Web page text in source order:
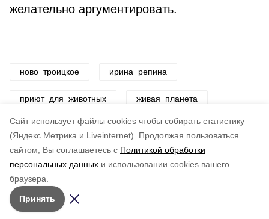
Cайт использует файлы cookies чтобы собирать статистику
(Яндекс.Метрика и Liveinternet).
Продолжая пользоваться
сайтом, Вы соглашаетесь с Политикой обработки
персональных данных и использовании cookies вашего
браузера.
Принять
желательно аргументировать.
ново_троицкое ирина_репина
приют_для_животных живая_планета
Авторы: ADMIN admin
по оценке
5